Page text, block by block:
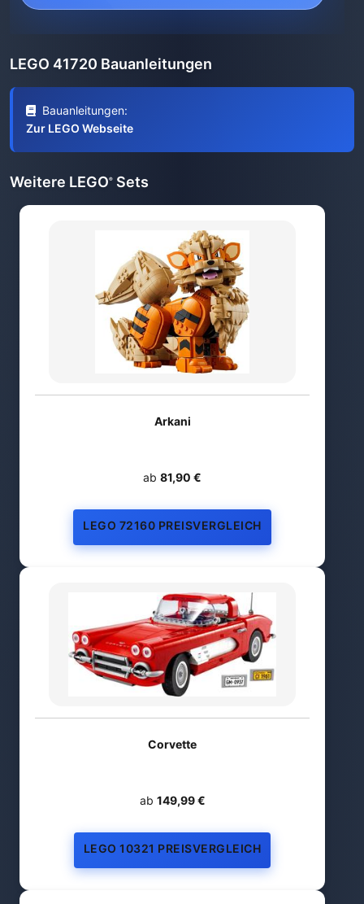
LEGO 41720 Bauanleitungen
Bauanleitungen:
Zur LEGO Webseite
Weitere LEGO® Sets
Arkani
ab 81,90 €
LEGO 72160 PREISVERGLEICH
Corvette
ab 149,99 €
LEGO 10321 PREISVERGLEICH